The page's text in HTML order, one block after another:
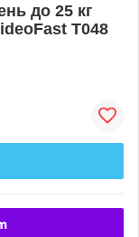
до 25 кг
T048